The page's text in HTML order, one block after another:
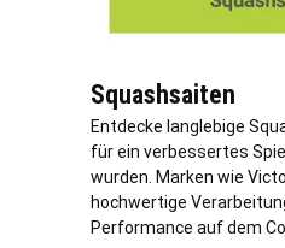
Squashsaiten
Entdecke langlebige
für ein verbessertes
wurden. Marken wie
hochwertige
Performance auf dem